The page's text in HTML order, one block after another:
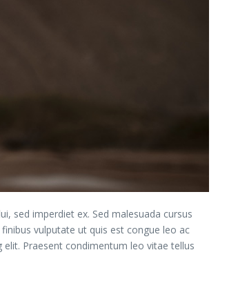
sed imperdiet ex. Sed malesuada cursus
vulputate ut quis est congue leo ac
Praesent condimentum leo vitae tellus